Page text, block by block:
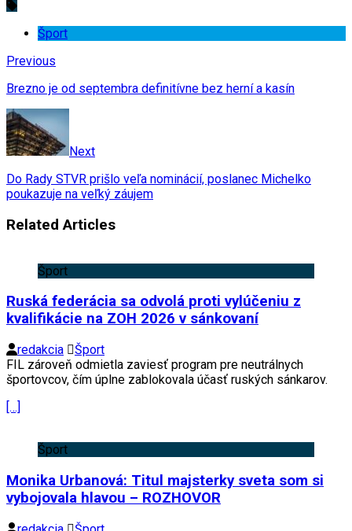
Šport
Previous
Brezno je od septembra definitívne bez herní a kasín
Next
Do Rady STVR prišlo veľa nominácií, poslanec Michelko
poukazuje na veľký záujem
Related Articles
Šport
Ruská federácia sa odvolá proti vylúčeniu z
kvalifikácie na ZOH 2026 v sánkovaní
redakcia
Šport
FIL zároveň odmietla zaviesť program pre neutrálnych
športovcov, čím úplne zablokovala účasť ruských sánkarov.
[…]
Šport
Monika Urbanová: Titul majsterky sveta som si
vybojovala hlavou – ROZHOVOR